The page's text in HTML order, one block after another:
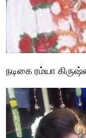
நடிகை ரம்யா